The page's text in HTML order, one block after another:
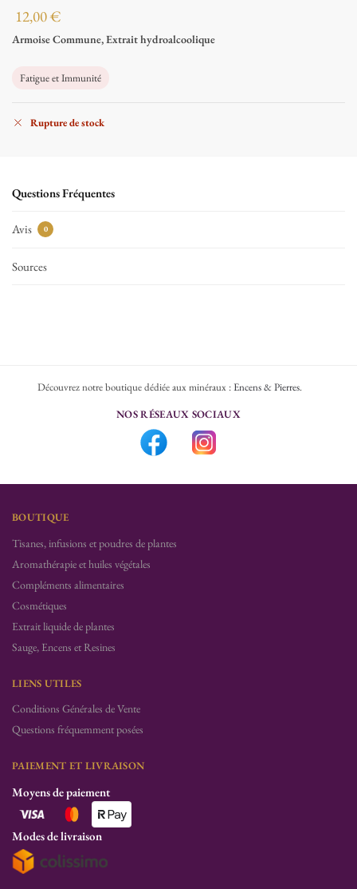
12,00€
Armoise Commune, Extrait hydroalcoolique
Fatigue et Immunité
Rupture de stock
Questions Fréquentes
Avis 0
Sources
Découvrez notre boutique dédiée aux minéraux :Encens & Pierres.
NOS RÉSEAUX SOCIAUX
BOUTIQUE
Tisanes, infusions et poudres de plantes
Aromathérapie et huiles végétales
Compléments alimentaires
Cosmétiques
Extrait liquide de plantes
Sauge, Encens et Resines
LIENS UTILES
Conditions Générales de Vente
Questions fréquemment posées
PAIEMENT ET LIVRAISON
Moyens de paiement
Modes de livraison